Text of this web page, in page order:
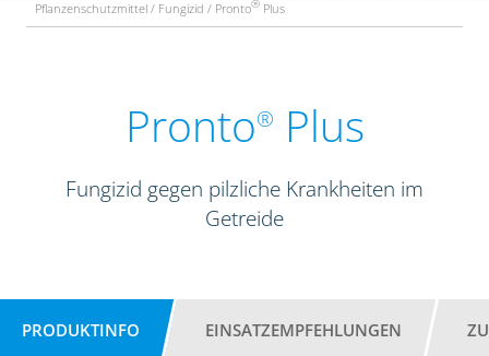
Pflanzenschutzmittel / Fungizid / Pronto® Plus
Pronto® Plus
Fungizid gegen pilzliche Krankheiten im
Getreide
PRODUKTINFO EINSATZEMPFEHLUNGEN